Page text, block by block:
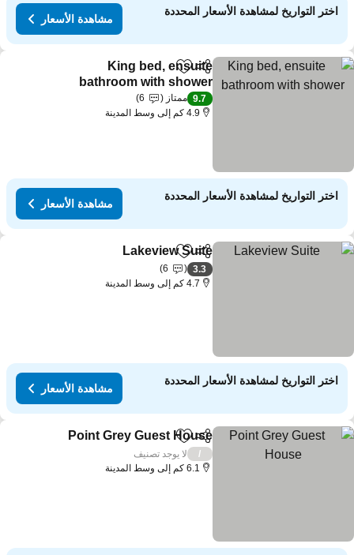
اختر التواريخ لمشاهدة الأسعار المحددة
مشاهدة الأسعار
مشاركةAdd to favorites
King bed, ensuite
bathroom with shower
مشاهدة الأسعار
9.7 ممتاز
6
4.9 كم إلى وسط المدينة
اختر التواريخ لمشاهدة الأسعار المحددة
مشاهدة الأسعار
مشاركةAdd to favorites
Lakeview Suite
3.3
6
4.7 كم إلى وسط المدينة
اختر التواريخ لمشاهدة الأسعار المحددة
مشاهدة الأسعار
مشاركةAdd to favorites
Point Grey Guest House
لا يوجد تصنيف
6.1 كم إلى وسط المدينة